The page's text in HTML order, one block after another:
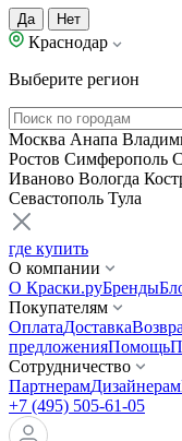
Да Нет
Краснодар
Выберите регион
Москва Анапа
Ростов Симферополь
Иваново Вологда
Севастополь Тула
где купить
О компании
О Краски.руБренды
Покупателям
ОплатаДоставка
предложенияПомощь
Сотрудничество
ПартнерамДизайнерам
+7 (495) 505-61-05